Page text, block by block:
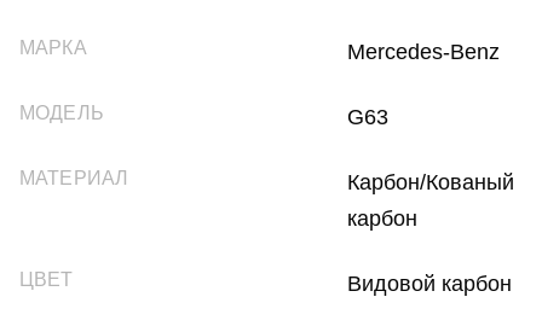
МАРКА Mercedes-Benz
МОДЕЛЬ G63
МАТЕРИАЛ
Карбон/Кованый
карбон
ЦВЕТ Видовой карбон